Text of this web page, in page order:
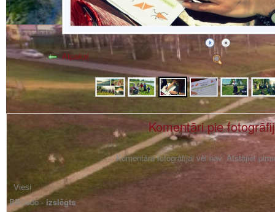
Atpakaļ
Komentāri pie
Komentāra fotogrāfijai vēl nav. Atstājiet
BBCode - izslēgts